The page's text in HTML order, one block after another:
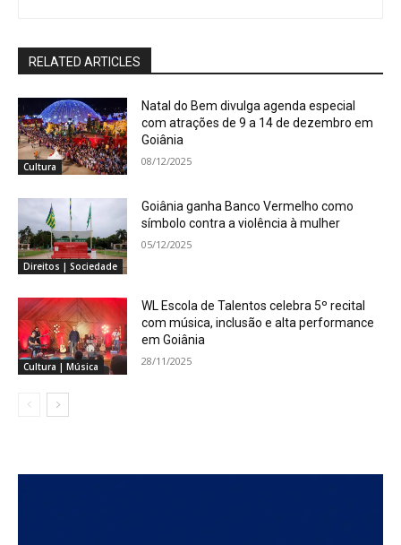
RELATED ARTICLES
Cultura
Natal do Bem divulga agenda especial
com atrações de 9 a 14 de dezembro em
Goiânia
08/12/2025
Direitos | Sociedade
Goiânia ganha Banco Vermelho como
símbolo contra a violência à mulher
05/12/2025
Cultura | Música
WL Escola de Talentos celebra 5º recital
com música, inclusão e alta performance
em Goiânia
28/11/2025